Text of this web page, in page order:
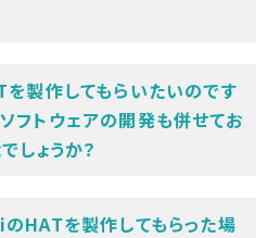
製作してもらいたいのです
トウェアの開発も併せてお
しょうか？
HATを製作してもらった場